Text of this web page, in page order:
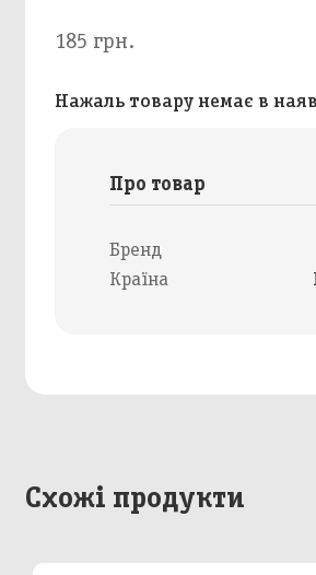
185 грн.
Нажаль товару немає в
Про товар
Бренд
Країна
Схожі продукти